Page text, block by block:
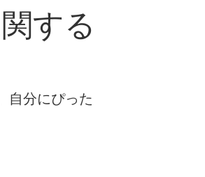
する
自分にぴった